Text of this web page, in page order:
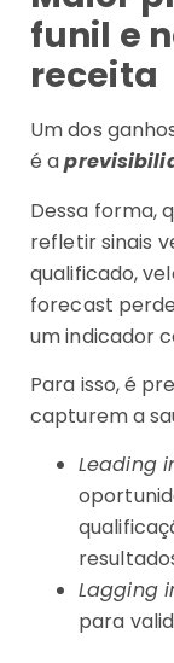
funil e
receita
Um dos
é a
Dessa forma,
refletir sinais
qualificado,
forecast
um indicador
Para isso, é
capturem a
Leading
Lagging
para